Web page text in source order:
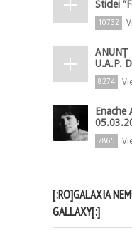
Sticlei
10732
U.A.P.
8274
Enache
7865
[:RO]GALAXIA
GALLAXY[:]